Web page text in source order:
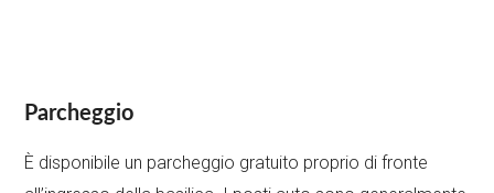
Parcheggio
È disponibile un parcheggio gratuito proprio di fronte